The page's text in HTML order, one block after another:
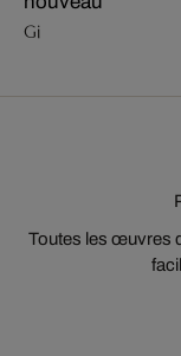
Gi
Toutes les œuvres